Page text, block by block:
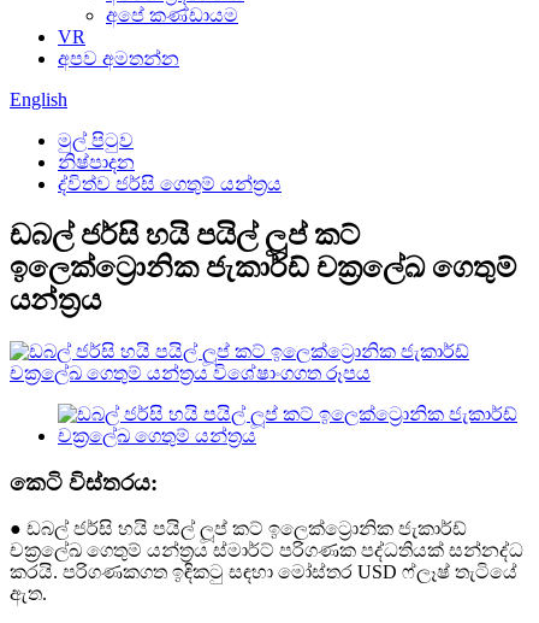
අපේ කණ්ඩායම
VR
අපව අමතන්න
English
මුල් පිටුව
නිෂ්පාදන
ද්විත්ව ජර්සි ගෙතුම් යන්ත්‍රය
ඩබල් ජර්සි හයි පයිල් ලූප් කට්
ඉලෙක්ට්‍රොනික ජැකාර්ඩ් චක්‍රලේඛ ගෙතුම්
යන්ත්‍රය
කෙටි විස්තරය:
● ඩබල් ජර්සි හයි පයිල් ලූප් කට් ඉලෙක්ට්‍රොනික ජැකාර්ඩ්
චක්‍රලේඛ ගෙතුම් යන්ත්‍රය ස්මාර්ට් පරිගණක පද්ධතියක් සන්නද්ධ
කරයි. පරිගණකගත ඉඳිකටු සඳහා මෝස්තර USD ෆ්ලෑෂ් තැටියේ
ඇත.